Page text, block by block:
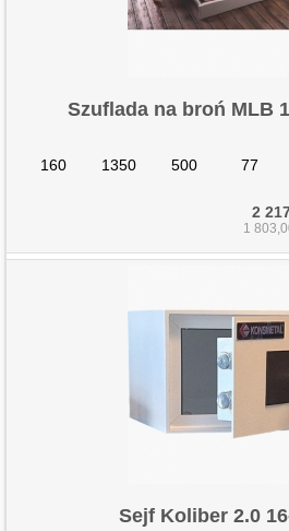
Szuflada na broń MLB
160 1350 500 77
2
1
Sejf Koliber 2.0